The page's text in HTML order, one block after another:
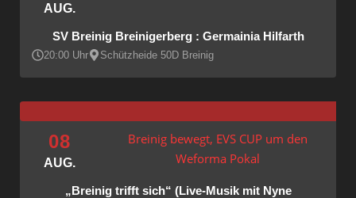
AUG.
SV Breinig Breinigerberg : Germainia Hilfarth
20:00 Uhr Schützheide 50D Breinig
08
AUG.
Breinig bewegt, EVS CUP um den
Weforma Pokal
„Breinig trifft sich“ (Live-Musik mit Nyne